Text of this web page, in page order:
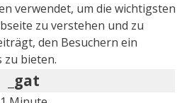
verwendet, um die wichtigsten
zu verstehen und zu
den Besuchern ein
zu bieten.
_gat